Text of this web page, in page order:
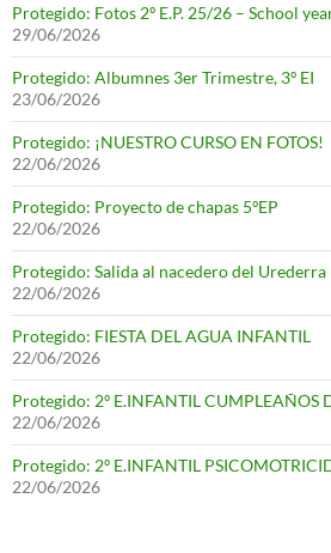
Protegido: Fotos 2º E.P. 25/26 – School
29/06/2026
Protegido: Albumnes 3er Trimestre, 3º EI
23/06/2026
Protegido: ¡NUESTRO CURSO EN FOTOS!
22/06/2026
Protegido: Proyecto de chapas 5ºEP
22/06/2026
Protegido: Salida al nacedero del Urederra
22/06/2026
Protegido: FIESTA DEL AGUA INFANTIL
22/06/2026
Protegido: 2º E.INFANTIL CUMPLEAÑOS
22/06/2026
Protegido: 2º E.INFANTIL
22/06/2026